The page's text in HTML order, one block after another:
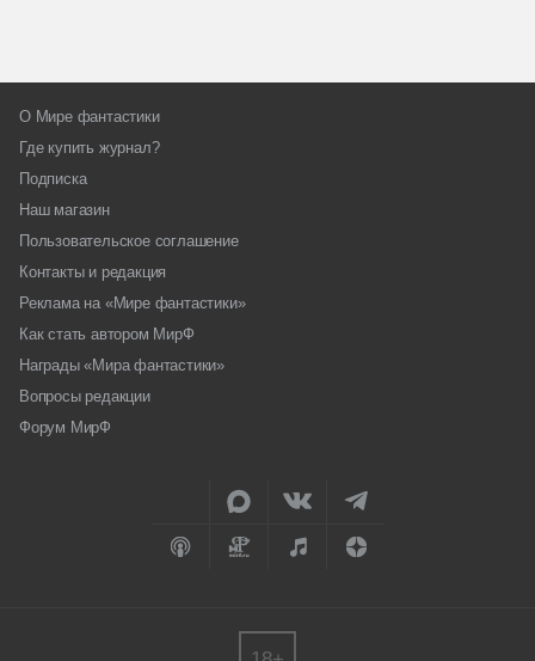
О Мире фантастики
Где купить журнал?
Подписка
Наш магазин
Пользовательское соглашение
Контакты и редакция
Реклама на «Мире фантастики»
Как стать автором МирФ
Награды «Мира фантастики»
Вопросы редакции
Форум МирФ